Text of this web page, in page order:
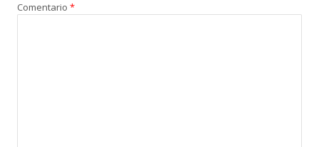
Comentario *